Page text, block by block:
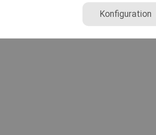
Konfiguration